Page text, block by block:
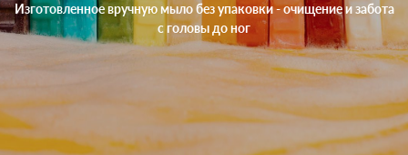
Изготовленное вручную мыло без упаковки - очищение и забота
с головы до ног